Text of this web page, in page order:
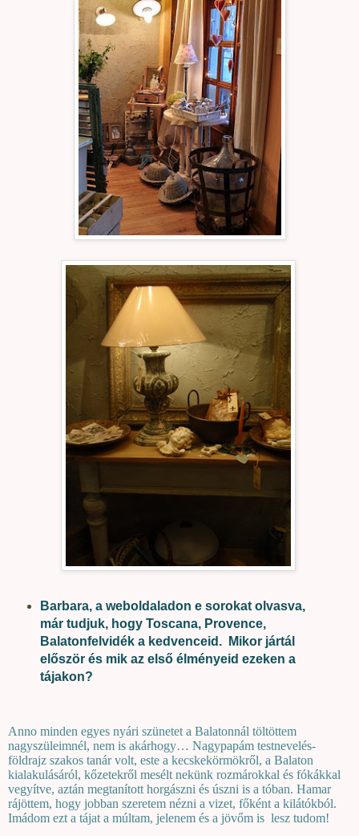
Barbara, a weboldaladon e sorokat olvasva,
már tudjuk, hogy Toscana, Provence,
Balatonfelvidék a kedvenceid. Mikor jártál
először és mik az első élményeid ezeken a
tájakon?
Anno minden egyes nyári szünetet a Balatonnál töltöttem
nagyszüleimnél, nem is akárhogy… Nagypapám testnevelés-
földrajz szakos tanár volt, este a kecskekörmökről, a Balaton
kialakulásáról, kőzetekről mesélt nekünk rozmárokkal és fókákkal
vegyítve, aztán megtanított horgászni és úszni is a tóban. Hamar
rájöttem, hogy jobban szeretem nézni a vizet, főként a kilátókból.
Imádom ezt a tájat a múltam, jelenem és a jövőm is lesz tudom!